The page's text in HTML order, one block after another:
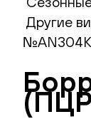
Другие